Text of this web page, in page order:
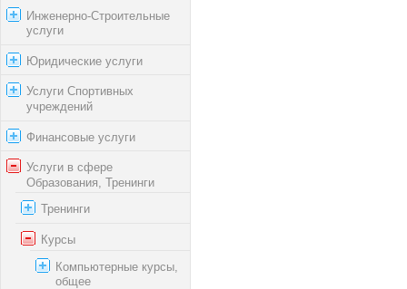
Инженерно-Строительные
услуги
Юридические услуги
Услуги Спортивных
учреждений
Финансовые услуги
Услуги в сфере
Образования, Тренинги
Тренинги
Курсы
Компьютерные курсы,
общее